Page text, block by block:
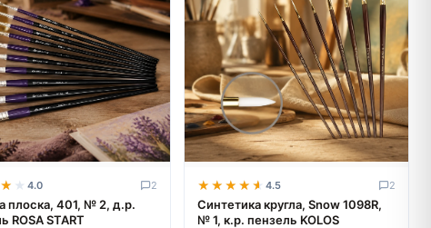
4.0 2
плоска, 401, № 2, д.р.
ROSA START
★★★★★
★★★★★ 4.5 2
Синтетика кругла, Snow 1098R,
№ 1, к.р. пензель KOLOS